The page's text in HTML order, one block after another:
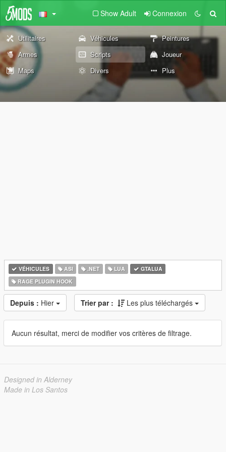
Show Adult Connexion
Utilitaires Véhicules
Peintures
Armes
Scripts
Joueur
Maps
Divers Plus
VÉHICULES ASI .NET LUA
GTALUA
RAGE PLUGIN HOOK
Depuis : Hier Trier par : Les plus téléchargés
Aucun résultat, merci de modifier vos critères de filtrage.
Designed in Alderney
Made in Los Santos